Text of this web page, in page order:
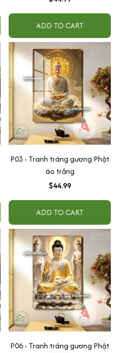
ADD TO CART
P03 - Tranh tráng gương Phật
áo trắng
$44.99
ADD TO CART
P06 - Tranh tráng gương Phật